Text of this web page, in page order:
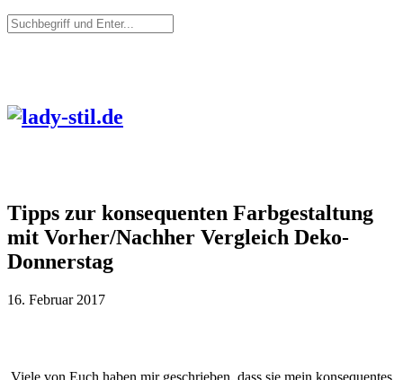
Tipps zur konsequenten Farbgestaltung
mit Vorher/Nachher Vergleich Deko-
Donnerstag
16. Februar 2017
Viele von Euch haben mir geschrieben, dass sie mein konsequentes